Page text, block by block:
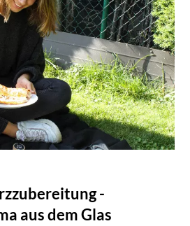
-
aus dem Glas